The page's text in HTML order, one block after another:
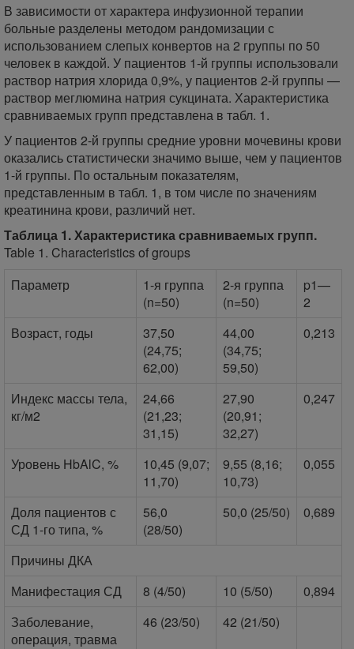
В зависимости от характера инфузионной терапии
больные разделены методом рандомизации с
использованием слепых конвертов на 2 группы по 50
человек в каждой. У пациентов 1-й группы использовали
раствор натрия хлорида 0,9%, у пациентов 2-й группы —
раствор меглюмина натрия сукцината. Характеристика
сравниваемых групп представлена в табл. 1.
У пациентов 2-й группы средние уровни мочевины крови
оказались статистически значимо выше, чем у пациентов
1-й группы. По остальным показателям,
представленным в табл. 1, в том числе по значениям
креатинина крови, различий нет.
Таблица 1. Характеристика сравниваемых групп.
Table 1. Characteristics of groups
Параметр
1-я группа
(n=50)
2-я группа
(n=50)
p1—
2
Возраст, годы
37,50
(24,75;
62,00)
44,00
(34,75;
59,50)
0,213
Индекс массы тела,
кг/м2
24,66
(21,23;
31,15)
27,90
(20,91;
32,27)
0,247
Уровень HbAlC, %
10,45 (9,07;
11,70)
9,55 (8,16;
10,73)
0,055
Доля пациентов с
СД 1-го типа, %
56,0
(28/50)
50,0 (25/50) 0,689
Причины ДКА
Манифестация СД
8 (4/50) 10 (5/50)
0,894
Заболевание,
операция, травма
46 (23/50) 42 (21/50)